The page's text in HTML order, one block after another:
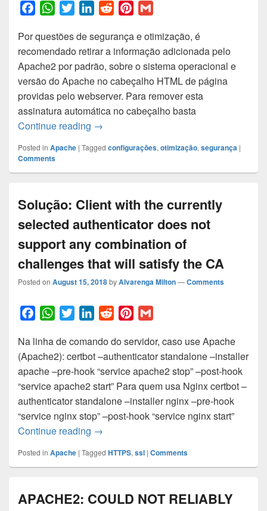
c
e
b
o
o
k
W
a
t
s
A
p
p
i
t
t
e
r
n
k
e
d
I
n
R
d
d
i
t
n
t
e
r
e
s
a
i
l
Por questões de segurança e otimização, é
recomendado retirar a informação adicionada pelo
Apache2 por padrão, sobre o sistema operacional e
versão do Apache no cabeçalho HTML de página
providas pelo webserver. Para remover esta
assinatura automática no cabeçalho basta
Continue reading Como remover a identificação do
→
Posted in Apache | Tagged configurações, otimização, segurança |
Comments
Solução: Client with the currently
selected authenticator does not
support any combination of
challenges that will satisfy the CA
Posted on August 15, 2018byAlvarenga Milton—Comments
c
e
b
o
o
k
W
a
t
s
A
p
p
i
t
t
e
r
n
k
e
d
I
n
R
d
d
i
n
t
e
r
e
s
a
i
l
Na linha de comando do servidor, caso use Apache
(Apache2): certbot –authenticator standalone –installer
apache –pre-hook “service apache2 stop” –post-hook
“service apache2 start” Para quem usa Nginx certbot –
authenticator standalone –installer nginx –pre-hook
“service nginx stop” –post-hook “service nginx start”
Continue reading Solução: Client with the currently
→
Posted in Apache | Tagged HTTPS, ssl | Comments
APACHE2: COULD NOT RELIABLY